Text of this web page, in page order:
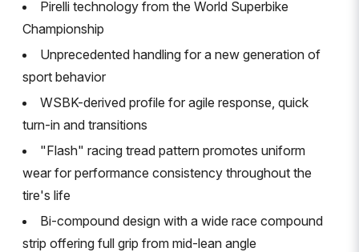
Pirelli technology from the World Superbike
Championship
Unprecedented handling for a new generation of
sport behavior
WSBK-derived profile for agile response, quick
turn-in and transitions
"Flash" racing tread pattern promotes uniform
wear for performance consistency throughout the
tire's life
Bi-compound design with a wide race compound
strip offering full grip from mid-lean angle